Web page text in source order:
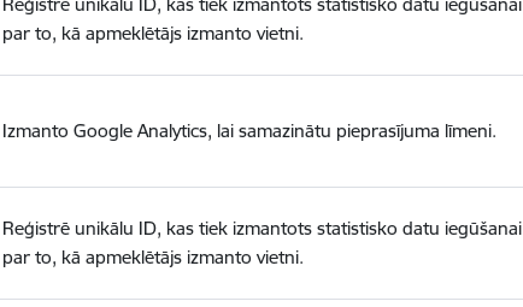
par to, kā apmeklētājs izmanto vietni.
Izmanto Google Analytics, lai samazinātu pieprasījuma līmeni.
Reģistrē unikālu ID, kas tiek izmantots statistisko datu iegūšanai
par to, kā apmeklētājs izmanto vietni.